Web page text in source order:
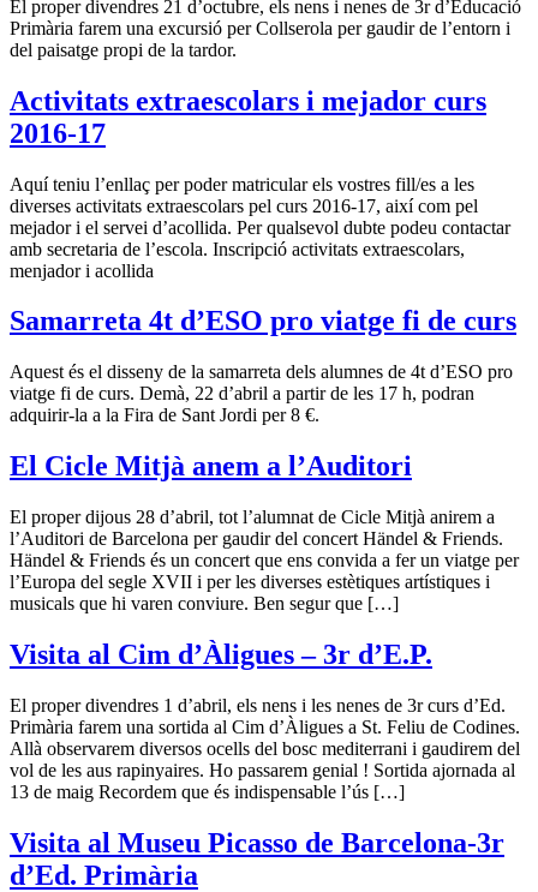
El proper divendres 21 d’octubre, els nens i nenes de 3r d’Educació
Primària farem una excursió per Collserola per gaudir de l’entorn i
del paisatge propi de la tardor.
Activitats extraescolars i mejador curs
2016-17
Aquí teniu l’enllaç per poder matricular els vostres fill/es a les
diverses activitats extraescolars pel curs 2016-17, així com pel
mejador i el servei d’acollida. Per qualsevol dubte podeu contactar
amb secretaria de l’escola. Inscripció activitats extraescolars,
menjador i acollida
Samarreta 4t d’ESO pro viatge fi de curs
Aquest és el disseny de la samarreta dels alumnes de 4t d’ESO pro
viatge fi de curs. Demà, 22 d’abril a partir de les 17 h, podran
adquirir-la a la Fira de Sant Jordi per 8 €.
El Cicle Mitjà anem a l’Auditori
El proper dijous 28 d’abril, tot l’alumnat de Cicle Mitjà anirem a
l’Auditori de Barcelona per gaudir del concert Händel & Friends.
Händel & Friends és un concert que ens convida a fer un viatge per
l’Europa del segle XVII i per les diverses estètiques artístiques i
musicals que hi varen conviure. Ben segur que […]
Visita al Cim d’Àligues – 3r d’E.P.
El proper divendres 1 d’abril, els nens i les nenes de 3r curs d’Ed.
Primària farem una sortida al Cim d’Àligues a St. Feliu de Codines.
Allà observarem diversos ocells del bosc mediterrani i gaudirem del
vol de les aus rapinyaires. Ho passarem genial ! Sortida ajornada al
13 de maig Recordem que és indispensable l’ús […]
Visita al Museu Picasso de Barcelona-3r
d’Ed. Primària